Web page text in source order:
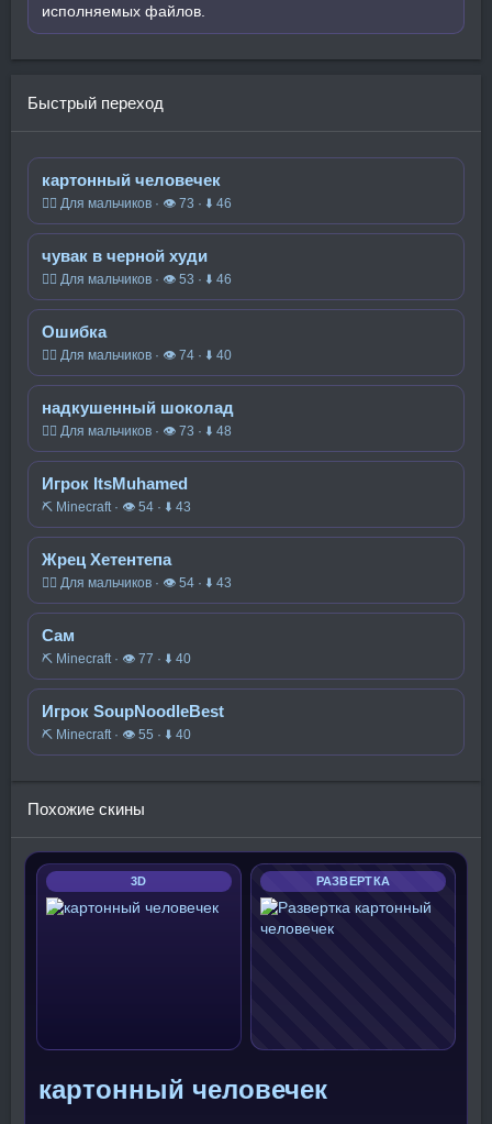
исполняемых файлов.
Быстрый переход
картонный человечек
🧍‍♂️ Для мальчиков · 👁 73 · ⬇ 46
чувак в черной худи
🧍‍♂️ Для мальчиков · 👁 53 · ⬇ 46
Ошибка
🧍‍♂️ Для мальчиков · 👁 74 · ⬇ 40
надкушенный шоколад
🧍‍♂️ Для мальчиков · 👁 73 · ⬇ 48
Игрок ItsMuhamed
⛏️ Minecraft · 👁 54 · ⬇ 43
Жрец Хетентепа
🧍‍♂️ Для мальчиков · 👁 54 · ⬇ 43
Сам
⛏️ Minecraft · 👁 77 · ⬇ 40
Игрок SoupNoodleBest
⛏️ Minecraft · 👁 55 · ⬇ 40
Похожие скины
3D РАЗВЕРТКА
картонный человечек